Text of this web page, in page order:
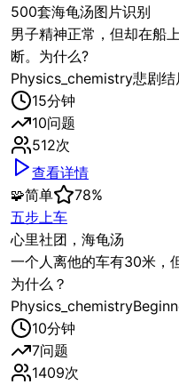
500套海龟汤图片识别
男子精神正常，但却在船
断。为什么?
Physics_chemistry悲剧结
15分钟
10问题
512次
查看详情
🧩简单 78%
五步上车
心里社团，海龟汤
一个人离他的车有30米，
为什么？
Physics_chemistry
10分钟
7问题
1409次